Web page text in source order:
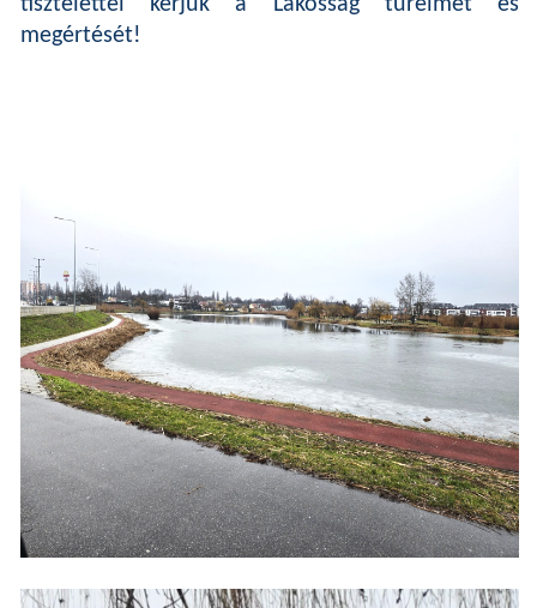
tisztelettel kérjük a Lakosság türelmét és
megértését!